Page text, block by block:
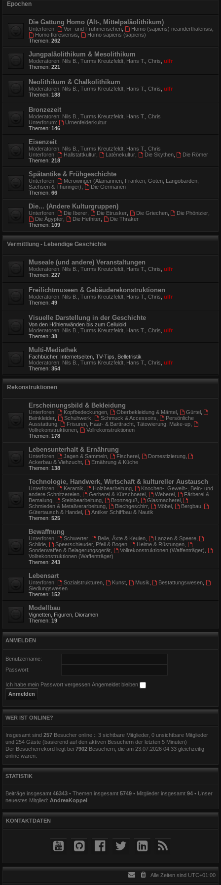
Epochen
Die Gattung Homo (Alt-, Mittelpaläolithikum)
Unterforen: Vor- und Frühmenschen, Homo (sapiens) neanderthalensis
Homo floresiensis
Homo sapiens (sapiens)
Themen: 262
Jungpaläolithikum & Mesolithikum
Moderatoren: Nils B. Turms Kreutzfeldt Hans T. Chris ulfr
Themen: 221
Neolithikum & Chalkolithikum
Moderatoren: Nils B. Turms Kreutzfeldt Hans T. Chris ulfr
Themen: 188
Bronzezeit
Moderatoren: Nils B. Turms Kreutzfeldt Hans T.
Chris
Unterforum:
Urnenfelderkultur
Themen: 146
Eisenzeit
Moderatoren: Nils B. Turms Kreutzfeldt Hans T.
Chris
Unterforen:
Hallstattkultur, Latènekultur, Die Skythen,
Die Römer
Themen: 218
Spätantike & Frühgeschichte
Unterforen:
Merowinger (Alamannen, Franken, Goten, Langobarden,
Sachsen & Thüringer)
Die Germanen
Themen: 66
Die... (Andere Kulturgruppen)
Unterforen: Die Iberer, Die Etrusker, Die Griechen, Die Phönizier
Die Ägypter, Die Hethiter,
Die Thraker
Themen: 109
Vermittlung - Lebendige Geschichte
Museale (und andere) Veranstaltungen
Moderatoren: Nils B. Turms Kreutzfeldt Hans T. Chris ulfr
Themen: 227
Freilichtmuseen & Gebäuderekonstruktionen
Moderatoren: Nils B. Turms Kreutzfeldt Hans T. Chris ulfr
Themen: 49
Visuelle Darstellung in der Geschichte
Von den Höhlenwänden bis zum Celluloid
Moderatoren: Nils B. Turms Kreutzfeldt Hans T. Chris ulfr
Themen: 38
Multi-Mediathek
Fachbücher, Internetseiten, TV-Tips, Belletristik
Moderatoren: Nils B. Turms Kreutzfeldt Hans T. Chris ulfr
Themen: 354
Rekonstruktionen
Erscheinungsbild & Bekleidung
Unterforen: Kopfbedeckungen, Oberbekleidung & Mäntel Gürtel
Beinkleider
Schuhwerk Schmuck & Accessoirs
Persönliche
Ausstattung
Frisuren, Haar- & Barttracht, Tätowierung, Make-up,
Vollrekonstruktionen
Vollrekonstruktionen
Themen: 178
Lebensunterhalt & Ernährung
Unterforen: Jagen & Sammeln, Fischerei, Domestizierung,
Ackerbau & Viehzucht
Ernährung & Küche
Themen: 138
Technologie, Handwerk, Wirtschaft & kultureller Austausch
Unterforen: Keramik Holzbearbeitung,
Knochen-, Geweih-, Bein- und
andere Schnitzereien
Gerberei & Kürschnerei, Weberei,
Färberei &
Bemalung
Steinbearbeitung, Bronzeguß Glasmacherei,
Schmieden & Metallverarbeitung
Blechgeschirr, Möbel Bergbau,
Gütertausch & Handel
Antiker Schiffbau & Nautik
Themen: 525
Bewaffnung
Unterforen: Schwerter, Beile, Äxte & Keulen, Lanzen & Speere,
Schilde
Speerschleuder, Pfeil & Bogen, Helme & Rüstungen,
Sonderwaffen & Belagerungsgerät
Vollrekonstruktionen (Waffenträger)
Vollrekonstruktionen (Waffenträger)
Themen: 243
Lebensart
Unterforen: Sozialstrukturen, Kunst, Musik Bestattungswesen
Siedlungswesen
Themen: 152
Modellbau
Vignetten, Figuren, Dioramen
Themen: 19
ANMELDEN
Benutzername:
Passwort:
Ich habe mein Passwort vergessen Angemeldet bleiben
WER IST ONLINE?
Insgesamt sind 257 Besucher online :: 3 sichtbare Mitglieder, 0 unsichtbare Mitglieder
und 254 Gäste (basierend auf den aktiven Besuchern der letzten 5 Minuten)
Der Besucherrekord liegt bei 7902 Besuchern, die am 23.07.2026 04:33 gleichzeitig
online waren.
STATISTIK
Beiträge insgesamt 46343 • Themen insgesamt 5749 • Mitglieder insgesamt 94 • Unser
neuestes Mitglied: AndreaKoppel
KONTAKTDATEN
Alle Zeiten sind UTC+01:00